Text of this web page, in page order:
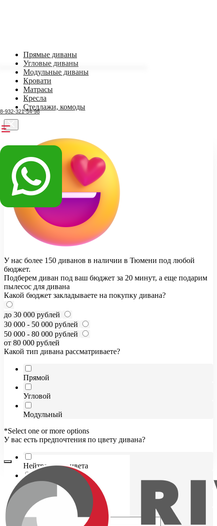
8-932-321-54-98
Прямые диваны
Угловые диваны
Модульные диваны
Кровати
Матрасы
Кресла
Стеллажи, комоды
У нас более 150 диванов в наличии в Тюмени под любой
бюджет.
Подберем диван под ваш бюджет за 20 минут, а еще подарим
пылесос для дивана
Какой бюджет закладываете на покупку дивана?
до 30 000 рублей
30 000 - 50 000 рублей
50 000 - 80 000 рублей
от 80 000 рублей
Какой тип дивана рассматриваете?
Прямой
Угловой
Модульный
*Select one or more options
У вас есть предпочтения по цвету дивана?
Нейтральные цвета
Яркие цвета
Светлы оттенки
Свой вариант